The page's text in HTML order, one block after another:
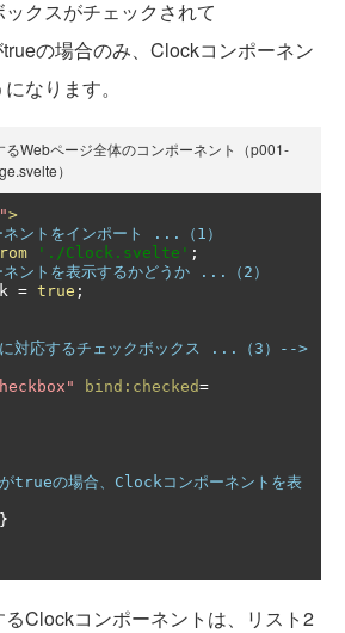
クスがチェックされて
の場合のみ、Clockコンポーネン
なります。
るWebページ全体のコンポーネント（p001-
）
>
ントをインポート ...（1）
'./Clock.svelte' ;
ントを表示するかどうか ...（2）
= true ;
応するチェックボックス ...（3）-->
bind:checked=
の場合、Clockコンポーネントを表
Clockコンポーネントは、リスト2